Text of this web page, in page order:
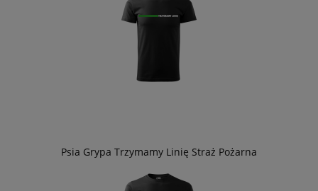
Psia Grypa Trzymamy Linię Straż Pożarna